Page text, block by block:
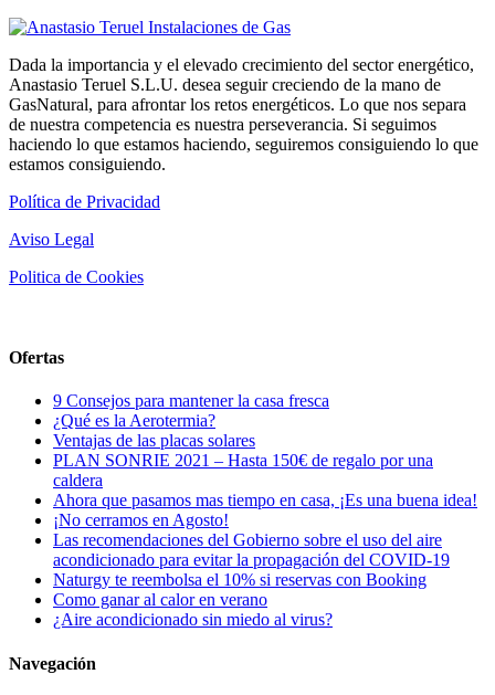
Dada la importancia y el elevado crecimiento del sector energético,
Anastasio Teruel S.L.U. desea seguir creciendo de la mano de
GasNatural, para afrontar los retos energéticos. Lo que nos separa
de nuestra competencia es nuestra perseverancia. Si seguimos
haciendo lo que estamos haciendo, seguiremos consiguiendo lo que
estamos consiguiendo.
Política de Privacidad
Aviso Legal
Politica de Cookies
Ofertas
9 Consejos para mantener la casa fresca
¿Qué es la Aerotermia?
Ventajas de las placas solares
PLAN SONRIE 2021 – Hasta 150€ de regalo por una
caldera
Ahora que pasamos mas tiempo en casa, ¡Es una buena idea!
¡No cerramos en Agosto!
Las recomendaciones del Gobierno sobre el uso del aire
acondicionado para evitar la propagación del COVID-19
Naturgy te reembolsa el 10% si reservas con Booking
Como ganar al calor en verano
¿Aire acondicionado sin miedo al virus?
Navegación